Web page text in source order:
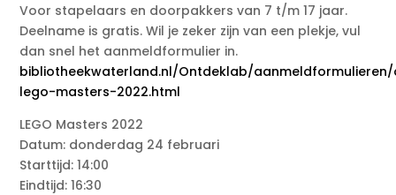
Voor stapelaars en doorpakkers van 7 t/m 17 jaar.
Deelname is gratis. Wil je zeker zijn van een plekje, vul
dan snel het aanmeldformulier in.
bibliotheekwaterland.nl/Ontdeklab/
lego-masters-2022.html
LEGO Masters 2022
Datum: donderdag 24 februari
Starttijd: 14:00
Eindtijd: 16:30